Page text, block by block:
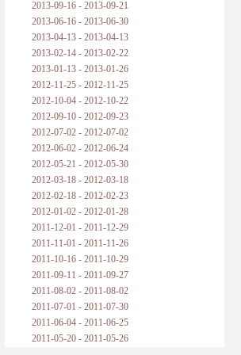
2013-09-16 - 2013-09-21
2013-06-16 - 2013-06-30
2013-04-13 - 2013-04-13
2013-02-14 - 2013-02-22
2013-01-13 - 2013-01-26
2012-11-25 - 2012-11-25
2012-10-04 - 2012-10-22
2012-09-10 - 2012-09-23
2012-07-02 - 2012-07-02
2012-06-02 - 2012-06-24
2012-05-21 - 2012-05-30
2012-03-18 - 2012-03-18
2012-02-18 - 2012-02-23
2012-01-02 - 2012-01-28
2011-12-01 - 2011-12-29
2011-11-01 - 2011-11-26
2011-10-16 - 2011-10-29
2011-09-11 - 2011-09-27
2011-08-02 - 2011-08-02
2011-07-01 - 2011-07-30
2011-06-04 - 2011-06-25
2011-05-20 - 2011-05-26